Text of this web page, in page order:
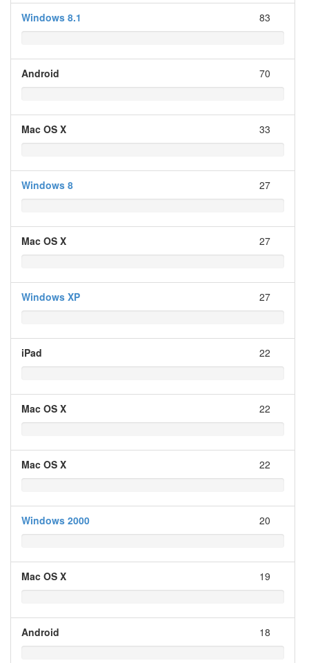
Windows 8.1 83
Android 70
Mac OS X 33
Windows 8 27
Mac OS X 27
Windows XP 27
iPad 22
Mac OS X 22
Mac OS X 22
Windows 2000 20
Mac OS X 19
Android 18